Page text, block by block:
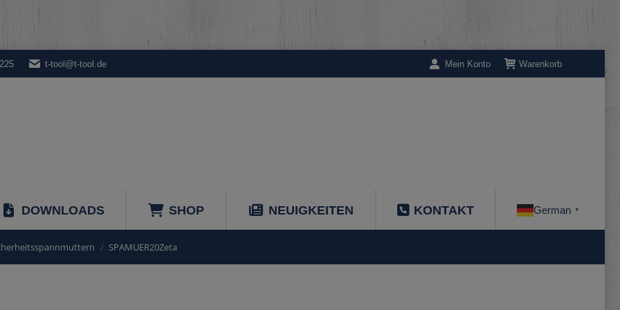
t-tool@t-tool.de Mein Konto Warenkorb
DOWNLOADS SHOP NEUIGKEITEN KONTAKT German ▼
SPAMUER20Zeta